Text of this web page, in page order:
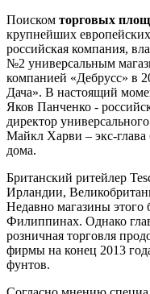
Поиском торговых
крупнейших
российская компания,
№2 универсальным
компанией «Дебрусс» в
Дача». В настоящий
Яков Панченко -
директор
Майкл Харви – экс-глава
дома.
Британский ритейлер
Ирландии,
Недавно магазины
Филиппинах. Однако
розничная торговля
фирмы на конец 2013
фунтов.